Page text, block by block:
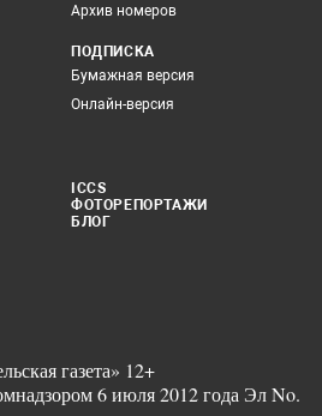
Архив номеров
ПОДПИСКА
Бумажная версия
Онлайн-версия
ICCS
ФОТОРЕПОРТАЖИ
БЛОГ
газета» 12+
6 июля 2012 года Эл No.